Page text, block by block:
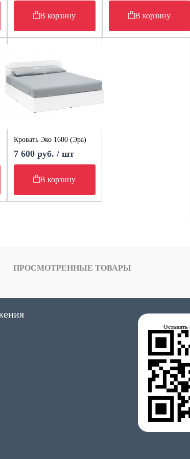
В корзину В корзину
Кровать Эко 1600 (Эра)
7 600 руб. / шт
В корзину
ПРОСМОТРЕННЫЕ ТОВАРЫ
Оставить